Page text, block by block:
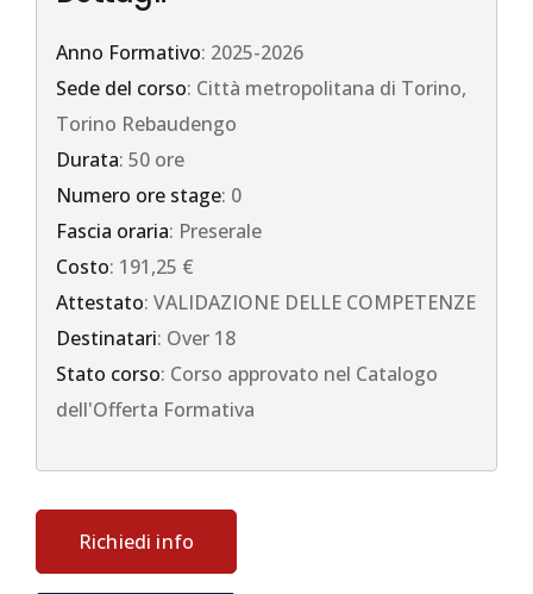
Anno Formativo: 2025-2026
Sede del corso: Città metropolitana di Torino,
Torino Rebaudengo
Durata: 50 ore
Numero ore stage: 0
Fascia oraria: Preserale
Costo: 191,25 €
Attestato: VALIDAZIONE DELLE COMPETENZE
Destinatari: Over 18
Stato corso: Corso approvato nel Catalogo
dell'Offerta Formativa
Richiedi info